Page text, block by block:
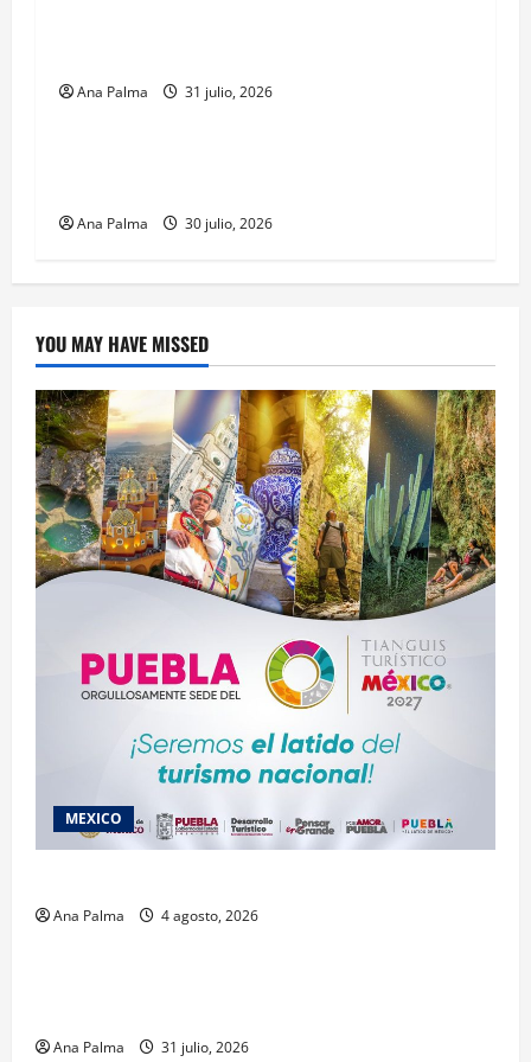
Ana Palma 31 julio, 2026
MEXICO
Ana Palma 30 julio, 2026
YOU MAY HAVE MISSED
MEXICO
Ana Palma 4 agosto, 2026
Estados
Ana Palma 31 julio, 2026
MEXICO